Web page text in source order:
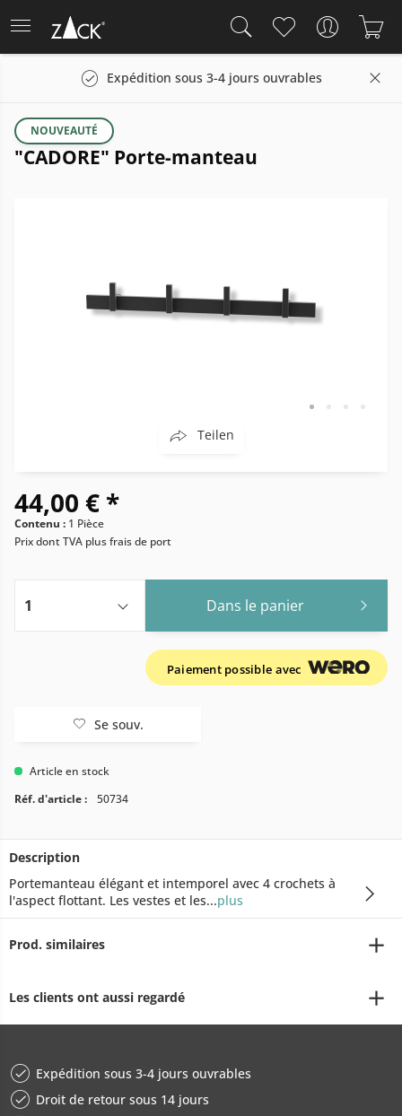
Expédition sous 3-4 jours ouvrables
"CADORE" Porte-manteau
NOUVEAUTÉ
Teilen
44,00 € *
Contenu : 1 Pièce
Prix dont TVA plus frais de port
Dans le panier
Paiement possible avec
Se souv.
Article en stock
Réf. d'article :
50734
Description
Portemanteau élégant et intemporel avec 4 crochets à
l'aspect flottant. Les vestes et les...plus
Prod. similaires
Les clients ont aussi regardé
Expédition sous 3-4 jours ouvrables
Droit de retour sous 14 jours